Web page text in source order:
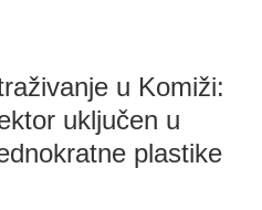
u Komiži:
uključen u
plastike